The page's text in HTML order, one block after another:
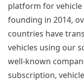
platform for vehicle
founding in 2014,
countries have
vehicles using our
well-known
subscription,